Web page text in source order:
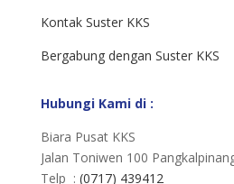
Kontak Suster KKS
Bergabung dengan Suster KKS
Hubungi Kami di :
Biara Pusat KKS
Jalan Toniwen 100
Telp : (0717) 439412